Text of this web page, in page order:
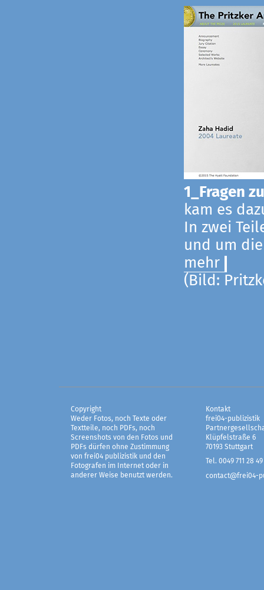
1_Fragen
kam es
In zwei
und um
mehr
(Bild:
Copyright
Weder Fotos, noch Texte oder
Textteile, noch PDFs, noch
Screenshots von den Fotos und
PDFs dürfen ohne Zustimmung
von frei04 publizistik und den
Fotografen im Internet oder in
anderer Weise benutzt werden.
Kontakt
frei04-publizistik
Klüpfelstraße 6
70193 Stuttgart
Tel. 0049 711 28 49
contact@frei04-